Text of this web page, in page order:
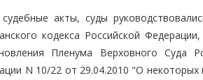
акты, суды
кодекса Российской
Пленума Верховного Суда
N 10/22 от 29.04.2010 "О